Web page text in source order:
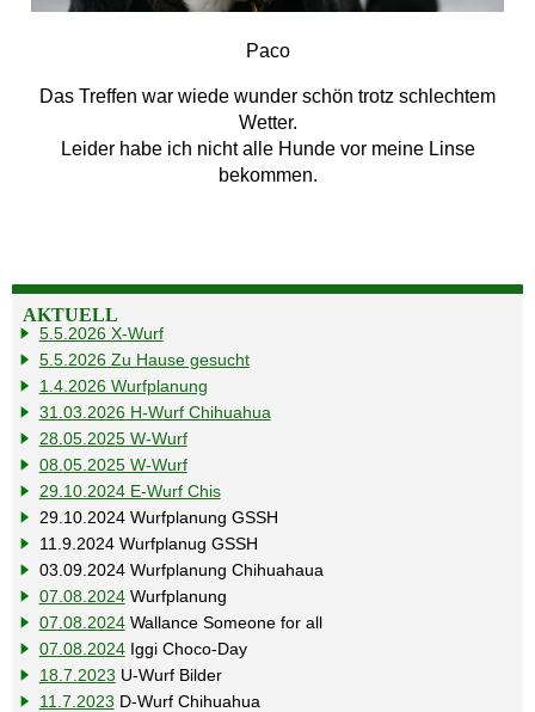
Paco
Das Treffen war wiede wunder schön trotz schlechtem
Wetter.
Leider habe ich nicht alle Hunde vor meine Linse
bekommen.
AKTUELL
5.5.2026 X-Wurf
5.5.2026 Zu Hause gesucht
1.4.2026 Wurfplanung
31.03.2026 H-Wurf Chihuahua
28.05.2025 W-Wurf
08.05.2025 W-Wurf
29.10.2024 E-Wurf Chis
29.10.2024 Wurfplanung GSSH
11.9.2024 Wurfplanug GSSH
03.09.2024 Wurfplanung Chihuahaua
07.08.2024Wurfplanung
07.08.2024Wallance Someone for all
07.08.2024Iggi Choco-Day
18.7.2023 U-Wurf Bilder
11.7.2023 D-Wurf Chihuahua